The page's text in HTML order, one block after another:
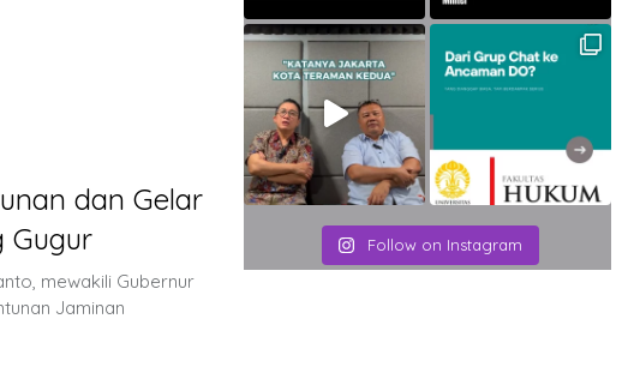
dan Gelar
Gugur
mewakili Gubernur
Jaminan
Follow on Instagram